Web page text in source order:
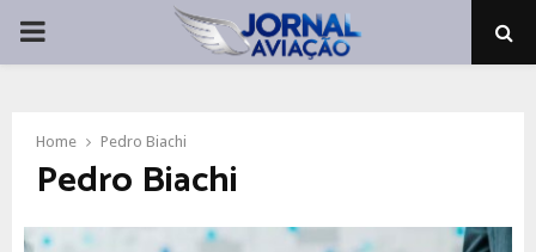
PRIMARY
Home Pedro Biachi
Pedro Biachi